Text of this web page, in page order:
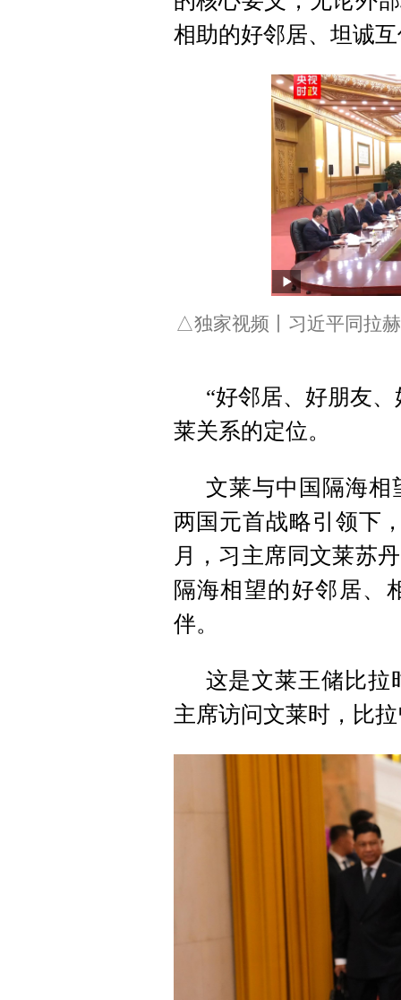
相助的好邻居、坦诚
△独家视频丨习近平同拉
“好邻居、好朋友
莱关系的定位。
文莱与中国隔海相
两国元首战略引领下
月，习主席同文莱苏
隔海相望的好邻居、
伴。
这是文莱王储比拉
主席访问文莱时，比